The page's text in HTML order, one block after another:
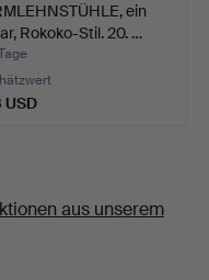
ein
Rokoko-Stil. 20. …
USD
aus unserem